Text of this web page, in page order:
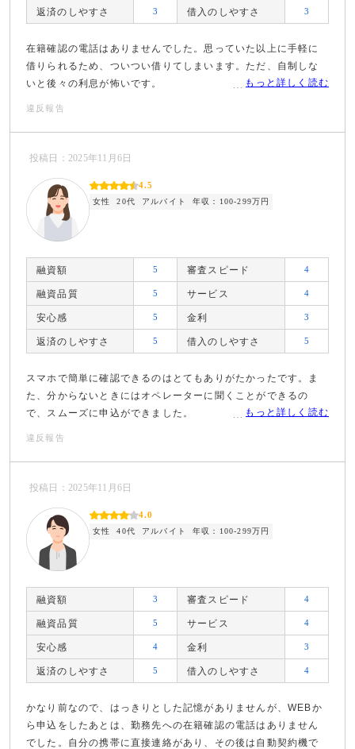
返済のしやすさ 3 借入のしやすさ 3
在籍確認の電話はありませんでした。思っていた以上に手軽に
借りられるため、ついつい借りてしまいます。ただ、自制しな
いと後々の利息が怖いです。
もっと詳しく読む
違反報告
投稿日：2025年11月6日
4.5
女性 20代 アルバイト 年収：100-299万円
融資額 5 審査スピード 4
融資品質 5 サービス 4
安心感 5 金利 3
返済のしやすさ 5 借入のしやすさ 5
スマホで簡単に確認できるのはとてもありがたかったです。ま
た、分からないときにはオペレーターに聞くことができるの
で、スムーズに申込ができました。
もっと詳しく読む
違反報告
投稿日：2025年11月6日
4.0
女性 40代 アルバイト 年収：100-299万円
融資額 3 審査スピード 4
融資品質 5 サービス 4
安心感 4 金利 3
返済のしやすさ 5 借入のしやすさ 4
かなり前なので、はっきりとした記憶がありませんが、WEBか
ら申込をしたあとは、勤務先への在籍確認の電話はありません
でした。自分の携帯に直接連絡があり、その後は自動契約機で